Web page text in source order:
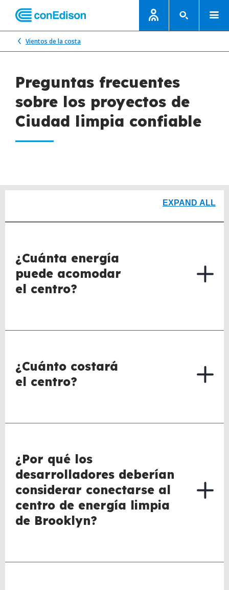
Vientos de la costa
Preguntas frecuentes
sobre los proyectos de
Ciudad limpia confiable
EXPAND ALL
¿Cuánta energía
puede acomodar
el centro?
¿Cuánto costará
el centro?
¿Por qué los
desarrolladores deberían
considerar conectarse al
centro de energía limpia
de Brooklyn?